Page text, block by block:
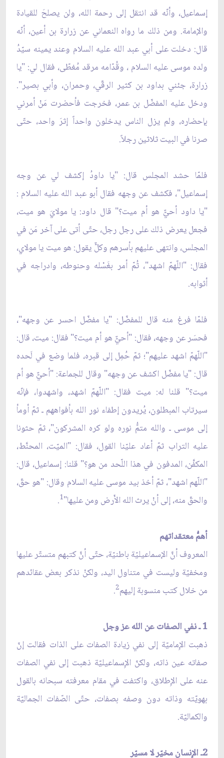
إسماعيل، وأنّه قد انتقل إلى رحمة الله، ولن يصلحَ للقيادة
والإمامة. ومن ذلك ما رواه النعماني عن زرارة بن أعين، أنّه
قال: دخلت على أبي عبد الله عليه السلام وعند يمينه سيّدُ
ولده موسى عليه السلام ، وقُدّامه مرقد مُغطّى، فقال لي: "يا
زرارة، جئني بداود بن كثير الرقّي، وحمران، وأبي بصير".
ودخل عليه المفضّل بن عمر، فخرجت فأحضرت مَنْ أمرني
بإحضاره، ولم يزل الناس يدخلون واحداً إثرَ واحد، حتّى
صرنا في البيت ثلاثين رجلاً.
فلمّا حشد المجلس قال: "يا داودُ إكشف لي عن وجه
إسماعيل"، فكشف عن وجهه فقال أبو عبد الله عليه السلام :
"يا داود أحيٌّ هو أم ميت؟" قال داود: يا مولايَ هو ميت،
فجعل يعرض ذلك على رجل رجل، حتّى أتى على آخر مَن في
المجلس، وانتهى عليهم بأسرهم وكلٌّ يقول: هو ميت يا مولاي،
فقال: "اللّهمّ اشهد"، ثُمّ أمر بغَسْله وحنوطه، وادراجه في
أثوابه.
فلمّا فرغ منه قال للمفضّل: "يا مفضّل احسر عن وجهه"،
فحسَر عن وجهه، فقال: "أحيٌّ هو أم ميت؟" فقال: ميت، قال:
"اللّهمّ اشهد عليهم"؛ ثمّ حُمِل إلى قبره، فلما وضع في لَحده
قال: "يا مفضّل اكشف عن وجهه" وقال للجماعة: "أحيٌّ هو أم
ميت؟" قلنا له: ميت فقال: "اللّهمّ اشهد، واشهدوا، فإنّه
سيرتاب المبطلون، يُريدون إطفاء نور الله بأفواههم ـ ثمّ أومأ
إلى موسى ـ والله متمُّ نوره ولو كره المشركون"، ثمّ حثونا
عليه التراب ثمّ أعاد عليّنا القول، فقال: "الميّت، المحنَّط،
المكفَّن، المدفون في هذا اللّحد من هو؟" قلنا: إسماعيل، قال:
"اللّهم اشهد"، ثمّ أخذ بيد موسى عليه السلام وقال: "هو حقّ،
والحقّ منه، إلى أنْ يرث الله الأَرض ومن عليها"1
.
أهمُّ معتقداتهم
المعروف أنَّ الإسماعيليّة باطنيّة، حتّى أنَّ كتبهم متستّر عليها
ومخفيّة وليست في متناول اليد، ولكنْ نذكر بعض عقائدهم
من خلال كتب منسوبة إليهم2
.
1 ـ نفي الصفات عن الله عز وجل
ذهبت الإِماميّة إلى نفي زيادة الصفات على الذات فقالت إنّ
صفاته عين ذاته، ولكنّ الإِسماعيليّة ذهبت إلى نفي الصفات
عنه على الإِطلاق، واكتفت في مقام معرفته سبحانه بالقول
بهويّته وذاته دون وصفه بصفات، حتّى الصّفات الجماليّة
والكماليّة.
2ـ الإِنسان مخيّر لا مسيّر